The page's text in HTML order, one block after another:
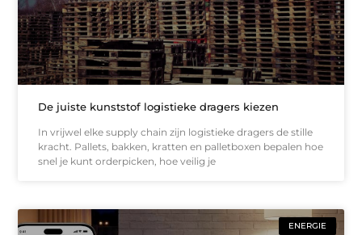
De juiste kunststof logistieke dragers kiezen
In vrijwel elke supply chain zijn logistieke dragers de stille
kracht. Pallets, bakken, kratten en palletboxen bepalen hoe
snel je kunt orderpicken, hoe veilig je
ENERGIE